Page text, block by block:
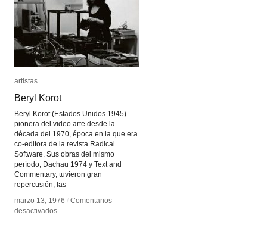
artistas
Beryl Korot
Beryl Korot (Estados Unidos 1945)
pionera del video arte desde la
década del 1970, época en la que era
co-editora de la revista Radical
Software. Sus obras del mismo
período, Dachau 1974 y Text and
Commentary, tuvieron gran
repercusión, las
marzo 13, 1976 / Comentarios
desactivadosen
artistas
Beryl Korot
marzo 13, 1976 / Comentarios
desactivadosen